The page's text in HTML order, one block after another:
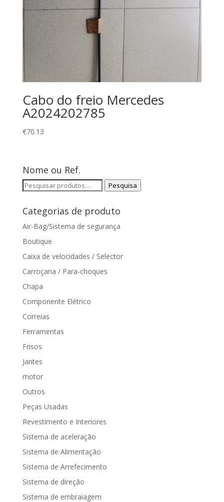
Cabo do freio Mercedes
A2024202785
€70.13
Nome ou Ref.
Pesquisar
Pesquisa
Categorias de produto
Air-Bag/Sistema de segurança
Boutique
Caixa de velocidades / Selector
Carroçaria / Para-choques
Chapa
Componente Elétrico
Correias
Ferramentas
Frisos
Jantes
motor
Outros
Peças Usadas
Revestimento e Interiores
Sistema de aceleração
Sistema de Alimentação
Sistema de Arrefecimento
Sistema de direção
Sistema de embraiagem